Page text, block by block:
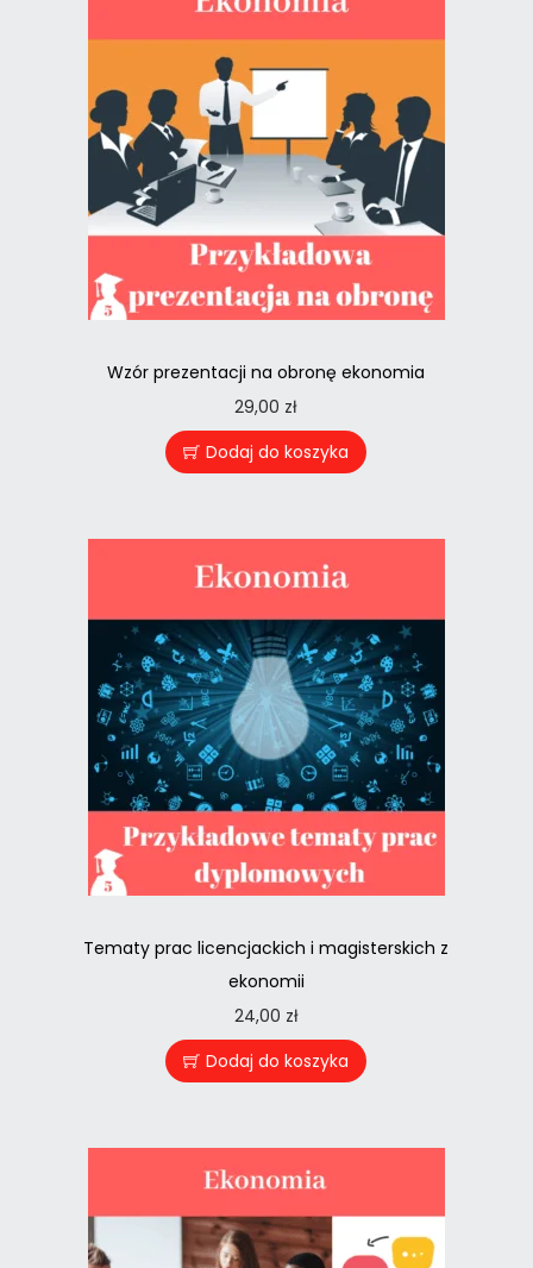
Wzór prezentacji na obronę ekonomia
29,00 zł
Dodaj do koszyka
Tematy prac licencjackich i magisterskich z
ekonomii
24,00 zł
Dodaj do koszyka